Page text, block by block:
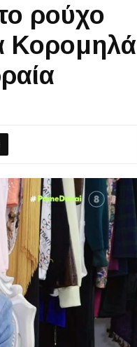
ρούχο
Κορομηλά